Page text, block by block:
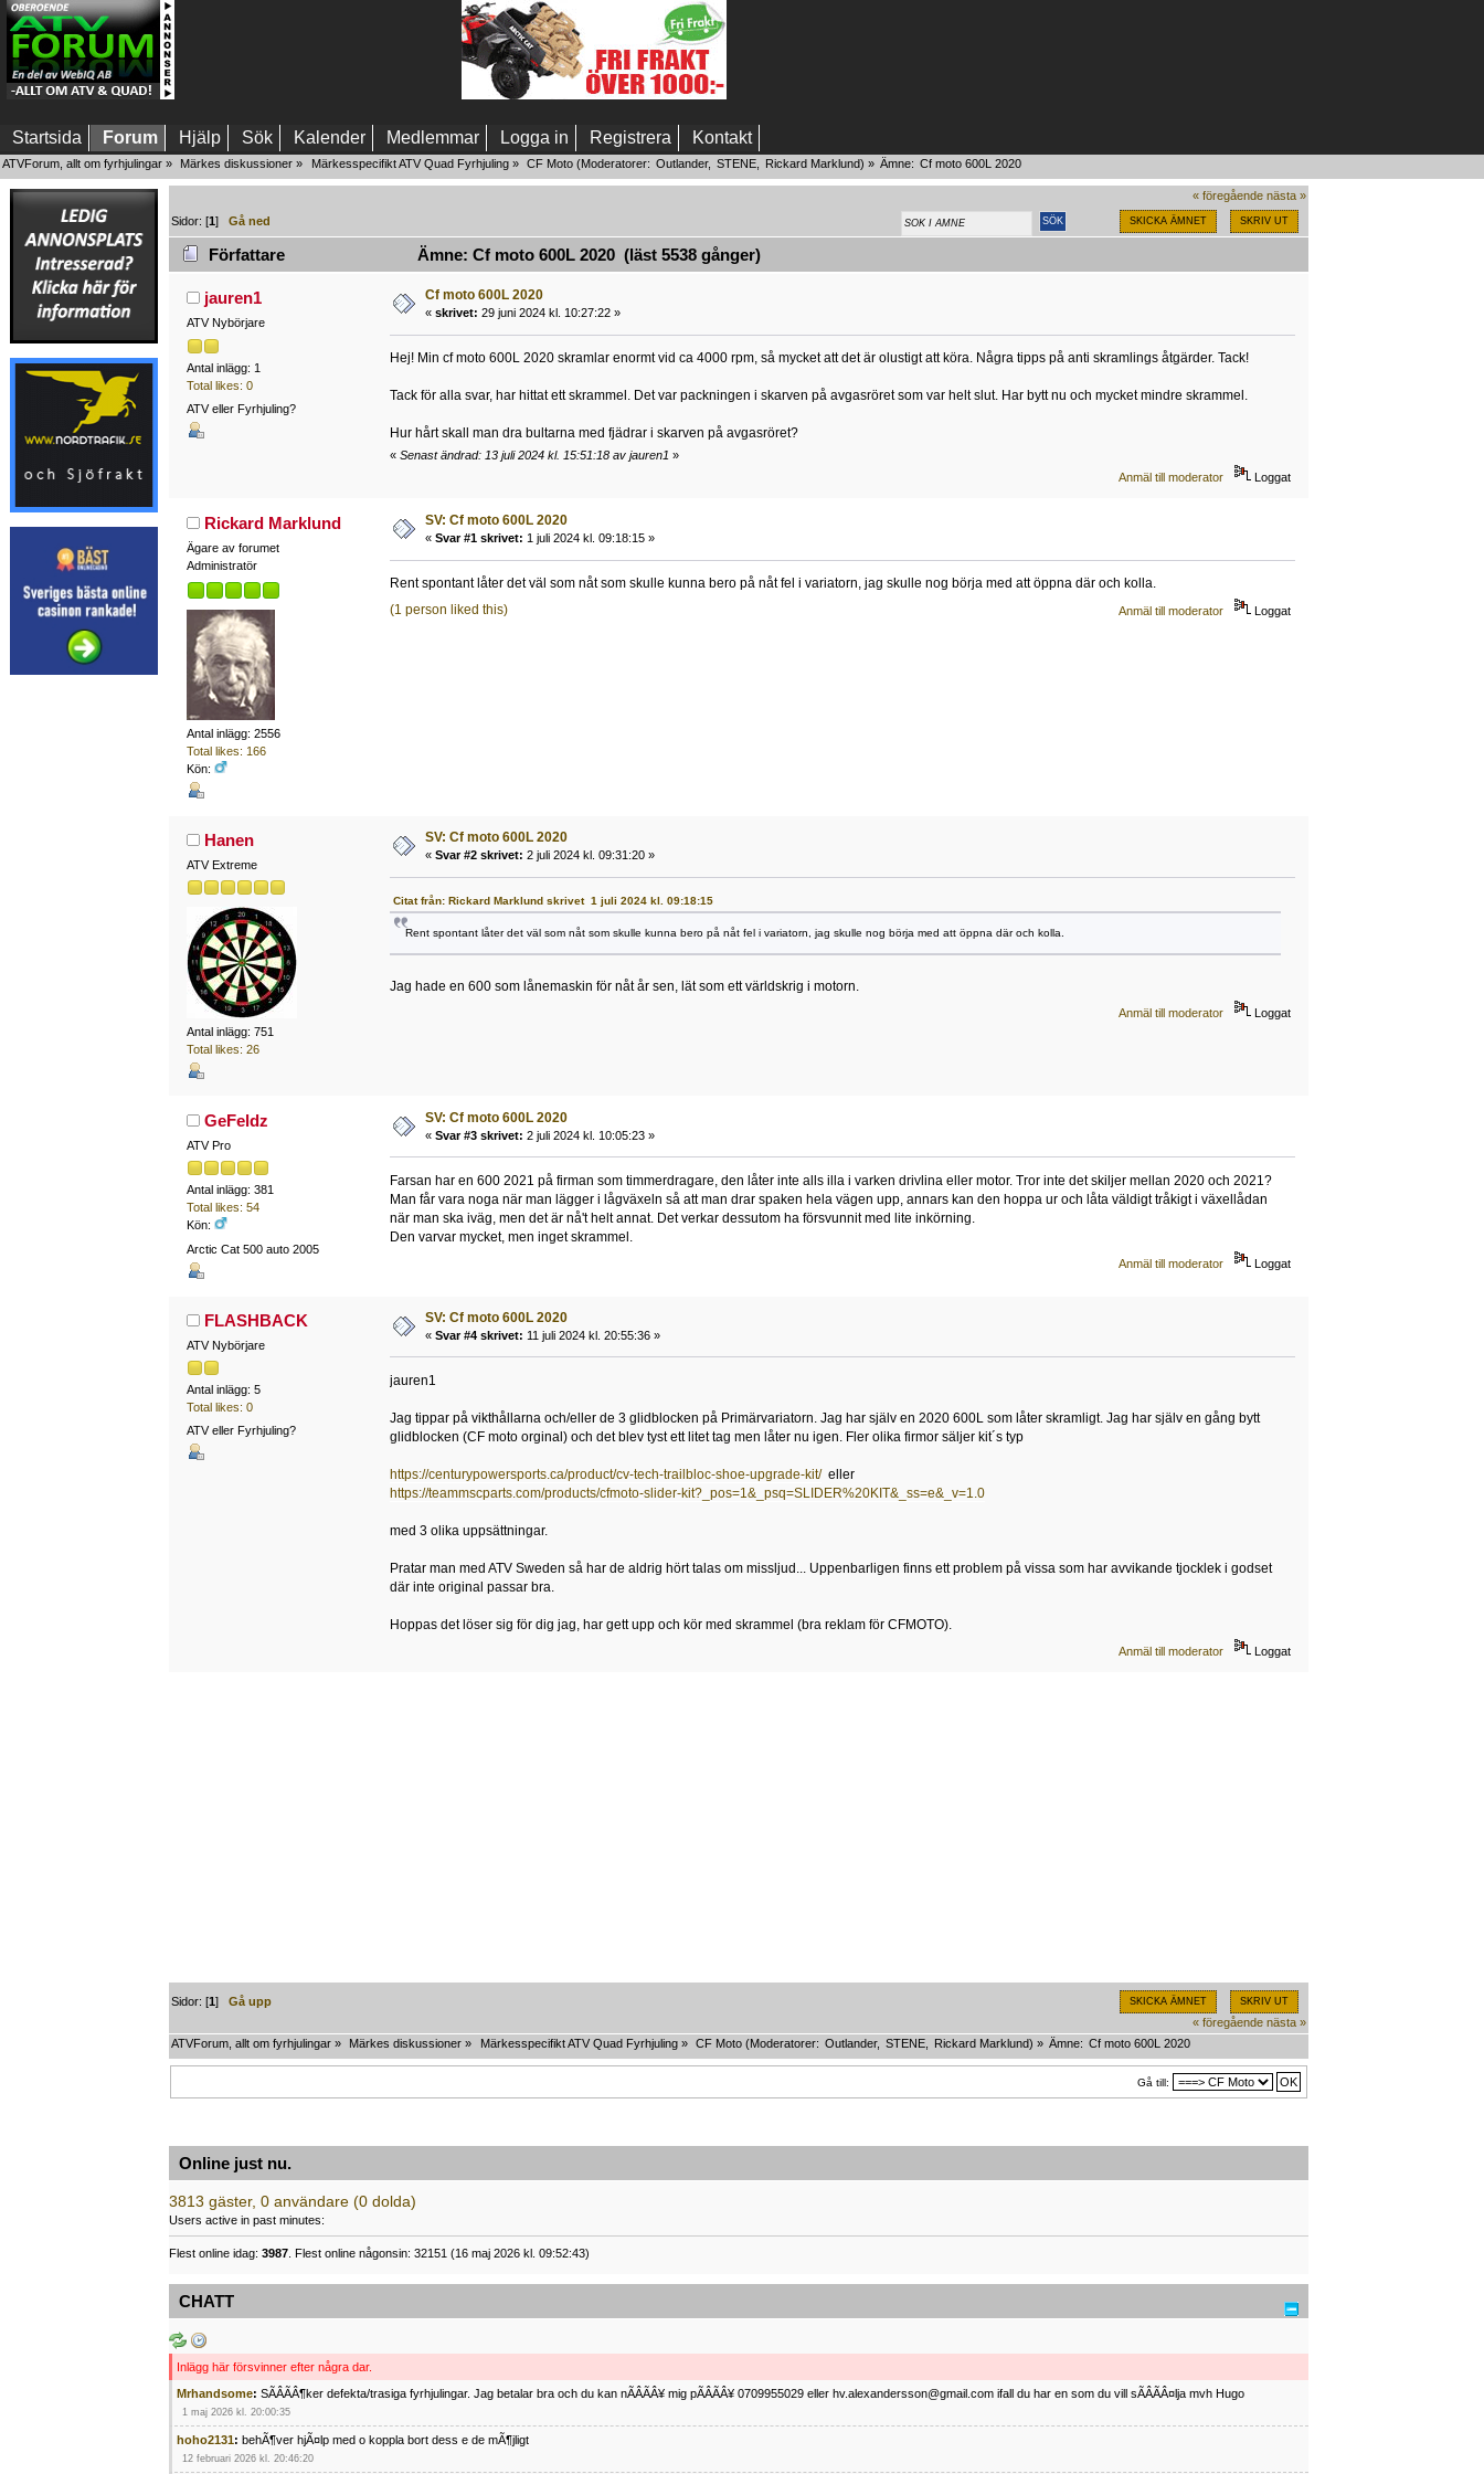
Startsida Forum Hjälp Sök Kalender Medlemmar Logga in Registrera Kontakt
ATVForum, allt om fyrhjulingar » Märkes diskussioner » Märkesspecifikt ATV Quad Fyrhjuling» CF Moto(Moderatorer: Outlander, STENE, Rickard Marklund) » Ämne: Cf moto 600L 2020
« föregående nästa »
SKICKA ÄMNET SKRIV UT
Sidor: [1]Gå ned
Författare Ämne: Cf moto 600L 2020 (läst 5538 gånger)
jauren1
ATV Nybörjare
Antal inlägg: 1
Total likes: 0
ATV eller Fyrhjuling?
Cf moto 600L 2020
« skrivet: 29 juni 2024 kl. 10:27:22 »
Hej! Min cf moto 600L 2020 skramlar enormt vid ca 4000 rpm, så mycket att det är olustigt att köra. Några tipps på anti skramlings åtgärder. Tack!
Tack för alla svar, har hittat ett skrammel. Det var packningen i skarven på avgasröret som var helt slut. Har bytt nu och mycket mindre skrammel.
Hur hårt skall man dra bultarna med fjädrar i skarven på avgasröret?
« Senast ändrad: 13 juli 2024 kl. 15:51:18 av jauren1 »
Anmäl till moderator
Loggat
Rickard Marklund
Ägare av forumet
Administratör
Antal inlägg: 2556
Total likes: 166
Kön:
SV: Cf moto 600L 2020
« Svar #1 skrivet: 1 juli 2024 kl. 09:18:15 »
Rent spontant låter det väl som nåt som skulle kunna bero på nåt fel i variatorn, jag skulle nog börja med att öppna där och kolla.
Anmäl till moderator Loggat
(1 person liked this)
Hanen
ATV Extreme
Antal inlägg: 751
Total likes: 26
SV: Cf moto 600L 2020
« Svar #2 skrivet: 2 juli 2024 kl. 09:31:20 »
Citat från: Rickard Marklund skrivet 1 juli 2024 kl. 09:18:15
Rent spontant låter det väl som nåt som skulle kunna bero på nåt fel i variatorn, jag skulle nog börja med att öppna där och kolla.
Jag hade en 600 som lånemaskin för nåt år sen, lät som ett världskrig i motorn.
Anmäl till moderator Loggat
GeFeldz
ATV Pro
Antal inlägg: 381
Total likes: 54
Kön:
Arctic Cat 500 auto 2005
SV: Cf moto 600L 2020
« Svar #3 skrivet: 2 juli 2024 kl. 10:05:23 »
Farsan har en 600 2021 på firman som timmerdragare, den låter inte alls illa i varken drivlina eller motor. Tror inte det skiljer mellan 2020 och 2021?
Man får vara noga när man lägger i lågväxeln så att man drar spaken hela vägen upp, annars kan den hoppa ur och låta väldigt tråkigt i växellådan
när man ska iväg, men det är nå't helt annat. Det verkar dessutom ha försvunnit med lite inkörning.
Den varvar mycket, men inget skrammel.
Anmäl till moderator Loggat
FLASHBACK
ATV Nybörjare
Antal inlägg: 5
Total likes: 0
ATV eller Fyrhjuling?
SV: Cf moto 600L 2020
« Svar #4 skrivet: 11 juli 2024 kl. 20:55:36 »
jauren1
Jag tippar på vikthållarna och/eller de 3 glidblocken på Primärvariatorn. Jag har själv en 2020 600L som låter skramligt. Jag har själv en gång bytt
glidblocken (CF moto orginal) och det blev tyst ett litet tag men låter nu igen. Fler olika firmor säljer kit´s typ
https://centurypowersports.ca/product/cv-tech-trailbloc-shoe-upgrade-kit/eller
https://teammscparts.com/products/cfmoto-slider-kit?_pos=1&_psq=SLIDER%20KIT&_ss=e&_v=1.0
med 3 olika uppsättningar.
Pratar man med ATV Sweden så har de aldrig hört talas om missljud... Uppenbarligen finns ett problem på vissa som har avvikande tjocklek i godset
där inte original passar bra.
Hoppas det löser sig för dig jag, har gett upp och kör med skrammel (bra reklam för CFMOTO).
Anmäl till moderator Loggat
SKICKA ÄMNET SKRIV UT
Sidor: [1]Gå upp
« föregående nästa »
ATVForum, allt om fyrhjulingar » Märkes diskussioner » Märkesspecifikt ATV Quad Fyrhjuling» CF Moto(Moderatorer: Outlander, STENE, Rickard Marklund) » Ämne: Cf moto 600L 2020
Gå till:
Online just nu.
3813 gäster, 0 användare (0 dolda)
Users active in past minutes:
Flest online idag: 3987 . Flest online någonsin: 32151 (16 maj 2026 kl. 09:52:43)
CHATT
Inlägg här försvinner efter några dar.
Mrhandsome: SÃÂÃÂ¶ker defekta/trasiga fyrhjulingar. Jag betalar bra och du kan nÃÂÃÂ¥ mig pÃÂÃÂ¥ 0709955029 eller hv.alexandersson@gmail.com ifall du har en som du vill sÃÂÃÂ¤lja mvh Hugo
1 maj 2026 kl. 20:00:35
hoho2131: behÃ¶ver hjÃ¤lp med o koppla bort dess e de mÃ¶jligt
12 februari 2026 kl. 20:46:20